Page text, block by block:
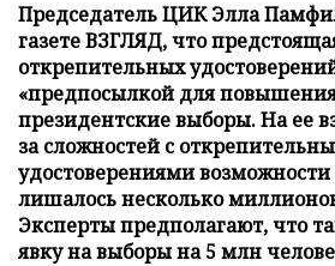
Председатель ЦИК Элла
газете ВЗГЛЯД, что
открепительных
«предпосылкой для
президентские выборы. На ее
за сложностей с
удостоверениями возможности
лишалось несколько
Эксперты предполагают, что
явку на выборы на 5 млн